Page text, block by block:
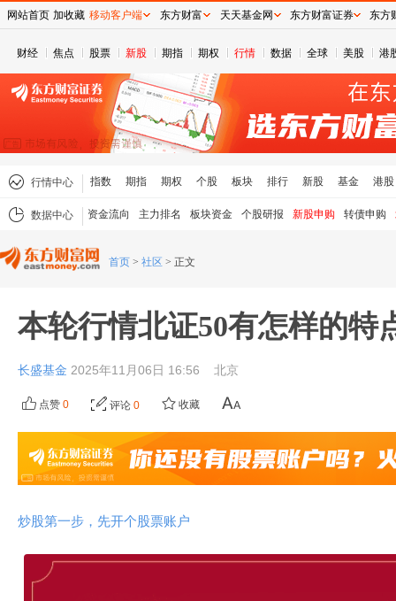
财经 焦点 股票 新股 期指 期权 行情 数据 全球 美股 港
行情中心 指数 期指 期权 个股 板块 排行 新股 基金 港股
数据中心 资金流向 主力排名 板块资金 个股研报 新股申购 转债申购
首页 > 社区 > 正文
本轮行情北证50有怎样的特
长盛基金 2025年11月06日 16:56 北京
点赞 0 评论 0 收藏
炒股第一步，先开个股票账户
网站首页 加收藏 移动客户端 东方财富 天天基金网 东方财富证券 东方